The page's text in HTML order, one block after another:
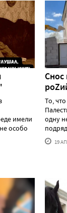
имели
особо
Снос
То,
одну
19